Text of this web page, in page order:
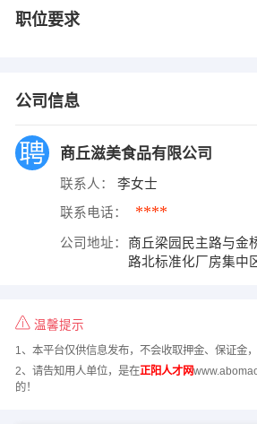
职位要求
公司信息
商丘滋美食品有限公司
联系人： 李女士
联系电话： ****
公司地址：
商丘梁园民主路与金
路北标准化厂房集中
温馨提示
1、本平台仅供信息发布，不会收取押金、保证金
2、请告知用人单位，是在正阳人才网
的！